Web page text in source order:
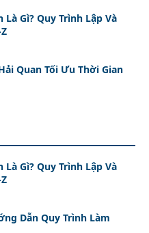
Là Gì? Quy Trình Lập Và
Quan Tối Ưu Thời Gian
Là Gì? Quy Trình Lập Và
Dẫn Quy Trình Làm